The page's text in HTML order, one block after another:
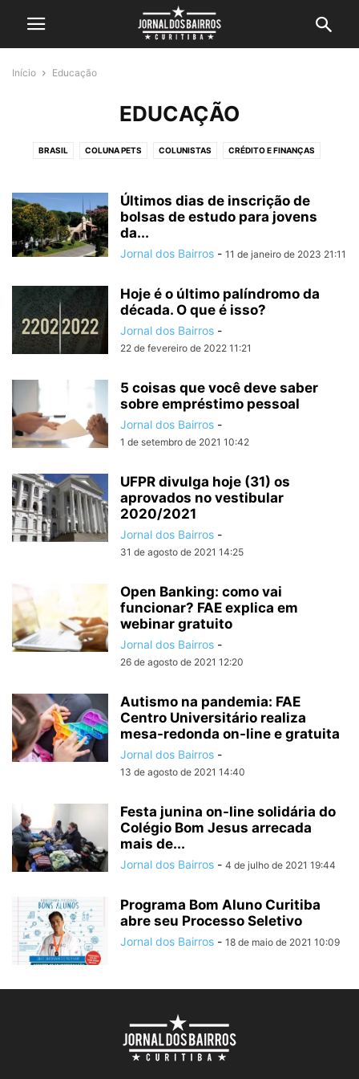
Início Educação
EDUCAÇÃO
BRASIL COLUNA PETS COLUNISTAS CRÉDITO E FINANÇAS
ESPORTES EVENTOS FANNY INTERNACIONAL LAZER
LITORAL METEOROLOGIA MEU BAIRRO NOTÍCIAS
OPORTUNIDADES
SÍTIO CERCADO
TRÂNSITO
Últimos dias de inscrição de
bolsas de estudo para jovens
da...
Jornal dos Bairros - 11 de janeiro de 2023 21:11
Hoje é o último palíndromo da
década. O que é isso?
Jornal dos Bairros -
22 de fevereiro de 2022 11:21
5 coisas que você deve saber
sobre empréstimo pessoal
Jornal dos Bairros -
1 de setembro de 2021 10:42
UFPR divulga hoje (31) os
aprovados no vestibular
2020/2021
Jornal dos Bairros -
31 de agosto de 2021 14:25
Open Banking: como vai
funcionar? FAE explica em
webinar gratuito
Jornal dos Bairros -
26 de agosto de 2021 12:20
Autismo na pandemia: FAE
Centro Universitário realiza
mesa-redonda on-line e gratuita
Jornal dos Bairros -
13 de agosto de 2021 14:40
Festa junina on-line solidária do
Colégio Bom Jesus arrecada
mais de...
Jornal dos Bairros - 4 de julho de 2021 19:44
Programa Bom Aluno Curitiba
abre seu Processo Seletivo
Jornal dos Bairros - 18 de maio de 2021 10:09